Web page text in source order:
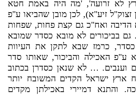
לא זרועה', 'מה היה באמת חטא
זצוק"ל זיע"א), לכן מובן שהביאו ע"פ
הדיבה ואח"כ גם קצת פחות, שפחות
גם בביכורים לא מובא כסדר שמובא
כרמז שבא לתקן את העיוות
ע"פ האכילה והביכור,שאותו סדר
וענבים.
…לא שנאן כסדרן בכתוב
ארץ ישראל הקדים המשובח יותר
. והתנא דמיירי באכילתן מקדים